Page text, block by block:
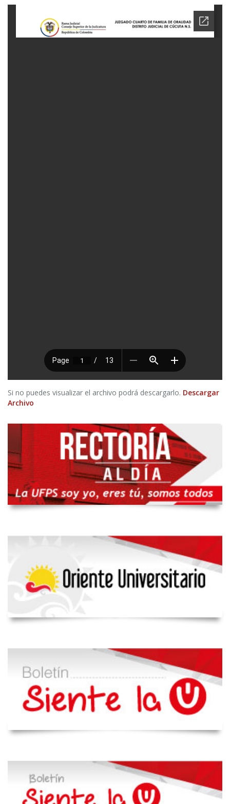
Si no puedes visualizar el archivo podrá descargarlo. Descargar
Archivo